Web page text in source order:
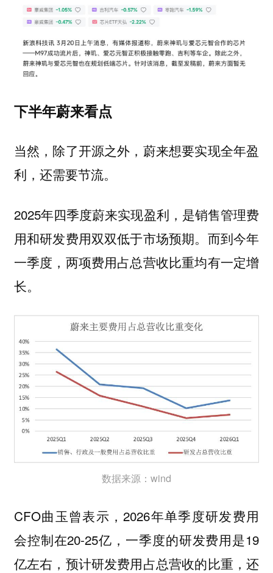
下半年蔚来看点
当然，除了开源之外，蔚来想要实现全年盈
利，还需要节流。
2025年四季度蔚来实现盈利，是销售管理费
用和研发费用双双低于市场预期。而到今年
一季度，两项费用占总营收比重均有一定增
长。
数据来源：wind
CFO曲玉曾表示，2026年单季度研发费用
会控制在20-25亿，一季度的研发费用是19
亿左右，预计研发费用占总营收的比重，还